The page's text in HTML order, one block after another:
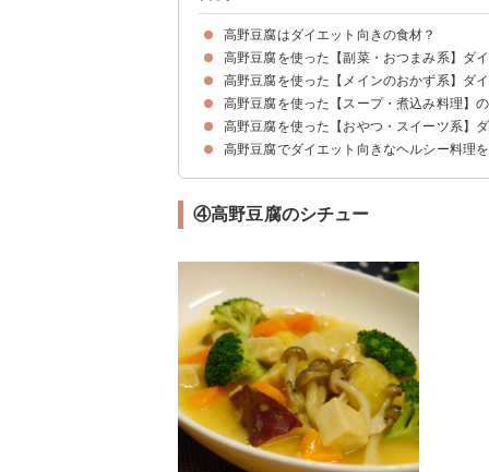
高野豆腐はダイエット向きの食材？
高野豆腐がダイエット向きな理由
高野豆腐のダイエット向きな食べ方・調理法
高野豆腐を使った【副菜・おつまみ系】ダ
①作り置きにおすすめのひじきと高野豆腐の煮物
②高野豆腐ピザ
③高野豆腐のサラダ
④高野豆腐の卵とじ
⑤高野豆腐の酢の物
⑥高野豆腐となすの中華風照り焼き
高野豆腐を使った【メインのおかず系】ダ
①高野豆腐のピカタ
②高野豆腐のお好み焼き
③高野豆腐の海老しんじょ詰め
④高野豆腐の肉巻き
⑤高野豆腐のしゅうまい
⑥お弁当に人気の高野豆腐の唐揚げ風
⑦高野豆腐のホイコーロー
高野豆腐を使った【スープ・煮込み料理】
①高野豆腐の味噌汁
②高野豆腐の生姜スープ
③チゲ鍋風スープ
④高野豆腐のシチュー
高野豆腐を使った【おやつ・スイーツ系】
①高野豆腐のクッキー
②高野豆腐のおやつラスク
③高野豆腐のチョコケーキ
④高野豆腐プディング
⑤レンジで簡単にできる高野豆腐のきな粉もち
高野豆腐でダイエット向きなヘルシー料理
④高野豆腐のシチュー